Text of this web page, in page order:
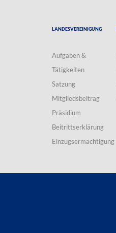
Landesvereinigung
Aufgaben &
Tätigkeiten
Satzung
Mitgliedsbeitrag
Präsidium
Beitrittserklärung
Einzugsermächtigung